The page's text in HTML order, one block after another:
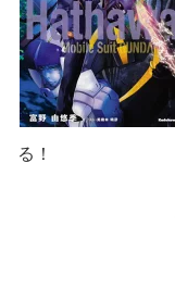
る！